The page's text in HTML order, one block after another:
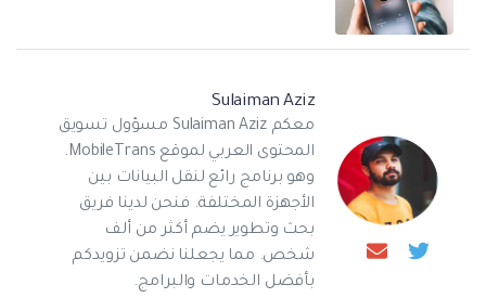
Sulaiman Aziz
معكم Sulaiman Aziz مسؤول تسويق
المحتوى العربي لموقع MobileTrans.
وهو برنامج رائع لنقل البيانات بين
الأجهزة المختلفة. فنحن لدينا فريق
بحث وتطوير يضم أكثر من ألف
شخص. مما يجعلنا نضمن تزويدكم
بأفضل الخدمات والبرامج.